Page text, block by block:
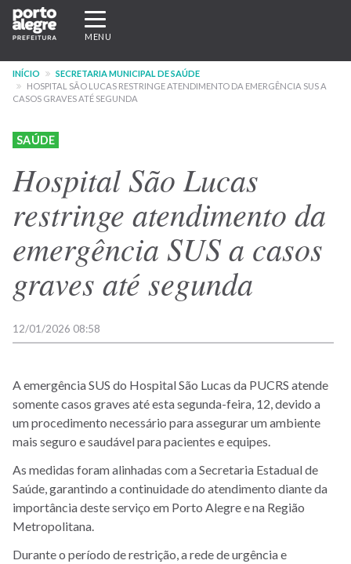
Pular
para
conteúdo
principal
Expandir/recolher
navegação
MENU
INÍCIO
SECRETARIA MUNICIPAL DE SAÚDE
HOSPITAL SÃO LUCAS RESTRINGE ATENDIMENTO DA EMERGÊNCIA SUS A
CASOS GRAVES ATÉ SEGUNDA
SAÚDE
Hospital São Lucas
restringe atendimento da
emergência SUS a casos
graves até segunda
12/01/2026 08:58
A emergência SUS do Hospital São Lucas da PUCRS atende
somente casos graves até esta segunda-feira, 12, devido a
um procedimento necessário para assegurar um ambiente
mais seguro e saudável para pacientes e equipes.
As medidas foram alinhadas com a Secretaria Estadual de
Saúde, garantindo a continuidade do atendimento diante da
importância deste serviço em Porto Alegre e na Região
Metropolitana.
Durante o período de restrição, a rede de urgência e